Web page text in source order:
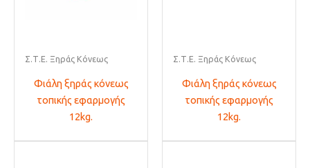
Σ.Τ.Ε. Ξηράς Κόνεως
Φιάλη ξηράς κόνεως
τοπικής εφαρμογής
12kg.
Σ.Τ.Ε. Ξηράς Κόνεως
Φιάλη ξηράς κόνεως
τοπικής εφαρμογής
12kg.